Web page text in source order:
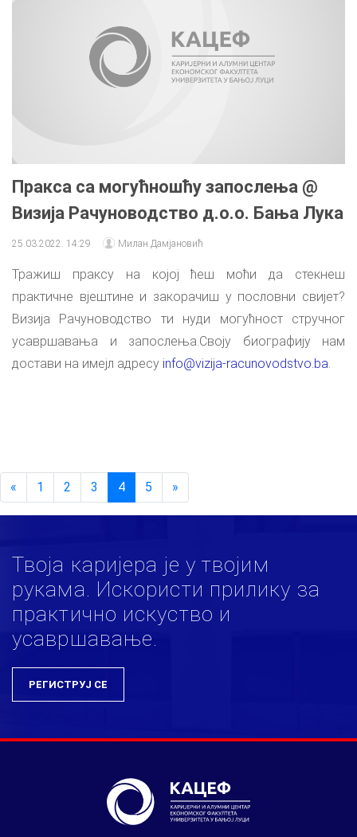
Пракса са могућношћу запослења @
Визија Рачуноводство д.о.о. Бања Лука
25.03.2022. 14:29 Милан Дамјановић
Тражиш праксу на којој ћеш моћи да стекнеш
практичне вјештине и закорачиш у пословни свијет?
Визија Рачуноводство ти нуди могућност стручног
усавршавања и запослења.Своју биографију нам
достави на имејл адресу info@vizija-racunovodstvo.ba
« 1 2 3 4 5 »
Твоја каријера је у твојим
рукама. Искористи прилику за
практично искуство и
усавршавање.
РЕГИСТРУЈ СЕ